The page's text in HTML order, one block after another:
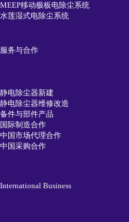
MEEP移动极板电除尘系统
水莲湿式电除尘系统
服务与合作
静电除尘器新建
静电除尘器维修改造
备件与部件产品
国际制造合作
中国市场代理合作
中国采购合作
International Business